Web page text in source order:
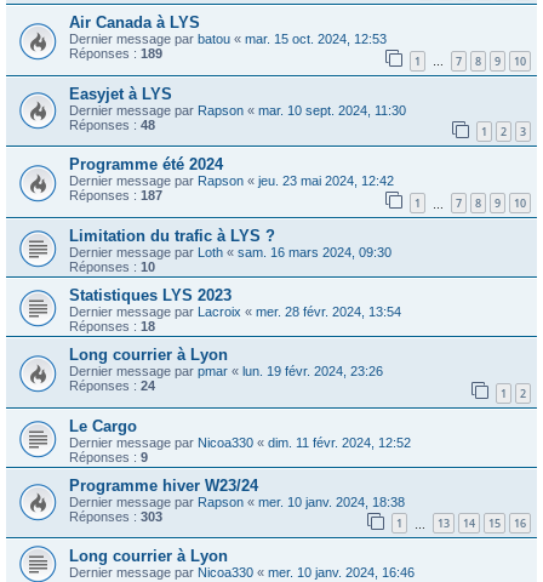
Air Canada à LYS
Dernier message par batou « mar. 15 oct. 2024, 12:53
Réponses : 189 1 … 7 8 9 10
Easyjet à LYS
Dernier message par Rapson « mar. 10 sept. 2024, 11:30
Réponses : 48 1 2 3
Programme été 2024
Dernier message par Rapson « jeu. 23 mai 2024, 12:42
Réponses : 187 1 7 8 9 10
Limitation du trafic à LYS ?
Dernier message par Loth « sam. 16 mars 2024, 09:30
Réponses : 10
Statistiques LYS 2023
Dernier message par Lacroix « mer. 28 févr. 2024, 13:54
Réponses : 18
Long courrier à Lyon
Dernier message par pmar « lun. 19 févr. 2024, 23:26
Réponses : 24 1 2
Le Cargo
Dernier message par Nicoa330 « dim. 11 févr. 2024, 12:52
Réponses : 9
Programme hiver W23/24
Dernier message par Rapson « mer. 10 janv. 2024, 18:38
Réponses : 303 1 13 14 15 16
Long courrier à Lyon
Dernier message par Nicoa330 « mer. 10 janv. 2024, 16:46